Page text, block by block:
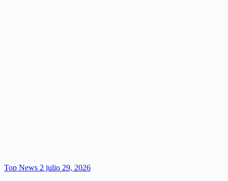
Top News 2 julio 29, 2026